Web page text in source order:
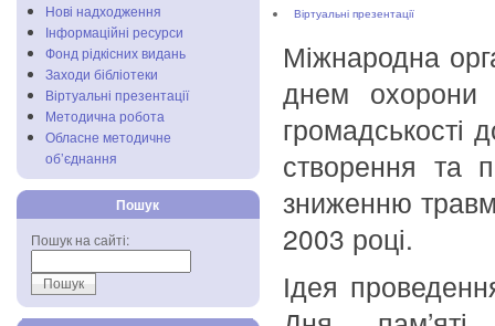
Нові надходження
Інформаційні ресурси
Фонд рідкісних видань
Заходи бібліотеки
Віртуальні презентації
Методична робота
Обласне методичне
об’єднання
Пошук
Пошук на сайті:
Віртуальні презентації
Міжнародна
днем охорони
громадськості
створення та
зниженню
2003 році.
Ідея